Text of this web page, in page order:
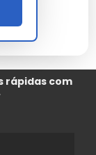
rápidas com